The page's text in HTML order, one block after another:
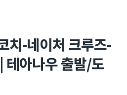
치-네이처 크루즈-
테아나우 출발/도